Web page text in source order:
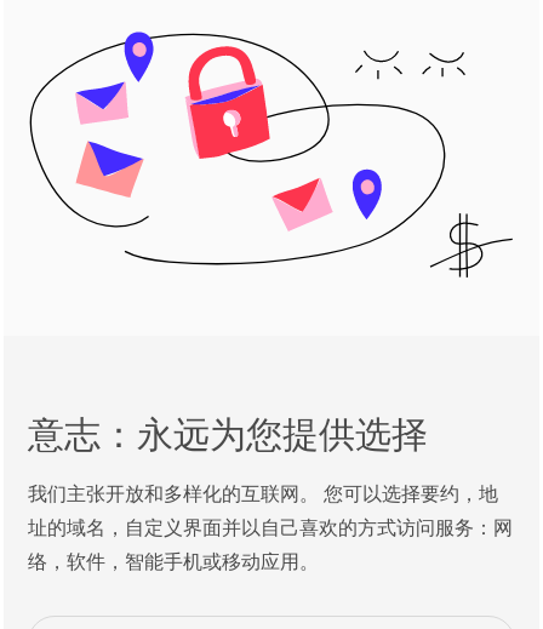
意志：永远为您提供选择
我们主张开放和多样化的互联网。 您可以选择要约，地
址的域名，自定义界面并以自己喜欢的方式访问服务：网
络，软件，智能手机或移动应用。